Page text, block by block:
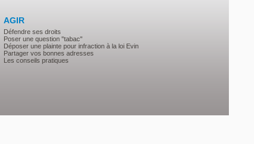
AGIR
Défendre ses droits
Poser une question "tabac"
Déposer une plainte pour infraction à la loi Evin
Partager vos bonnes adresses
Les conseils pratiques